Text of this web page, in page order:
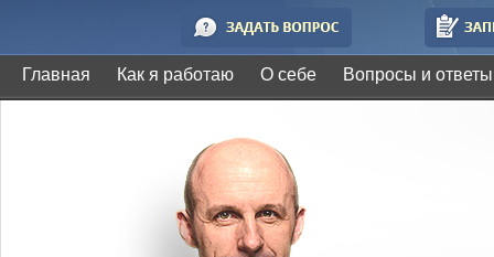
Главная Как я работаю О себе Вопросы и ответы